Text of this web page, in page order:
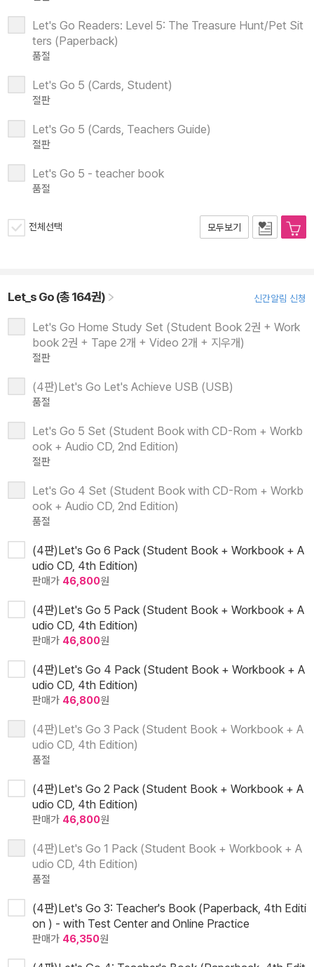
Let's Go Readers: Level 5: The Treasure Hunt/Pet Sit
ters (Paperback)
품절
Let's Go 5 (Cards, Student)
절판
Let's Go 5 (Cards, Teachers Guide)
절판
Let's Go 5 - teacher book
품절
전체선택 모두보기
Let_s Go (총 164권) 신간알림 신청
Let's Go Home Study Set (Student Book 2권 + Work
book 2권 + Tape 2개 + Video 2개 + 지우개)
절판
(4판)Let's Go Let's Achieve USB (USB)
품절
Let's Go 5 Set (Student Book with CD-Rom + Workb
ook + Audio CD, 2nd Edition)
절판
Let's Go 4 Set (Student Book with CD-Rom + Workb
ook + Audio CD, 2nd Edition)
품절
(4판)Let's Go 6 Pack (Student Book + Workbook + A
udio CD, 4th Edition)
판매가 46,800원
(4판)Let's Go 5 Pack (Student Book + Workbook + A
udio CD, 4th Edition)
판매가 46,800원
(4판)Let's Go 4 Pack (Student Book + Workbook + A
udio CD, 4th Edition)
판매가 46,800원
(4판)Let's Go 3 Pack (Student Book + Workbook + A
udio CD, 4th Edition)
품절
(4판)Let's Go 2 Pack (Student Book + Workbook + A
udio CD, 4th Edition)
판매가 46,800원
(4판)Let's Go 1 Pack (Student Book + Workbook + A
udio CD, 4th Edition)
품절
(4판)Let's Go 3: Teacher's Book (Paperback, 4th Editi
on ) - with Test Center and Online Practice
판매가 46,350원